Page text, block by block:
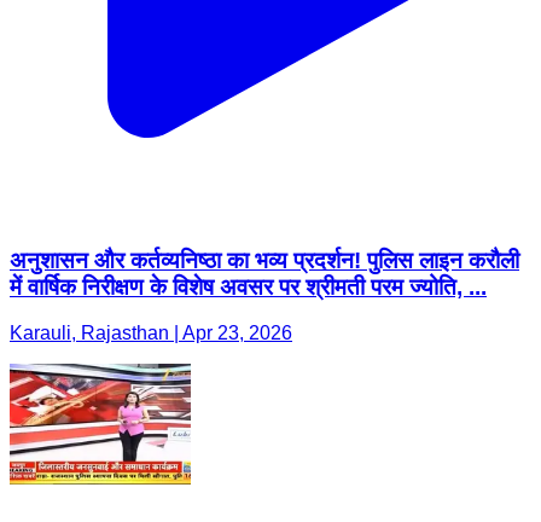
अनुशासन और कर्तव्यनिष्ठा का भव्य प्रदर्शन! पुलिस लाइन करौली
में वार्षिक निरीक्षण के विशेष अवसर पर श्रीमती परम ज्योति, ...
Karauli, Rajasthan | Apr 23, 2026